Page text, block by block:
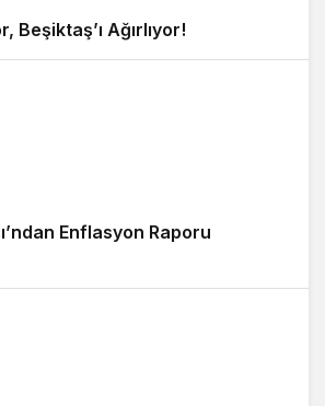
Beşiktaş’ı Ağırlıyor!
Enflasyon Raporu